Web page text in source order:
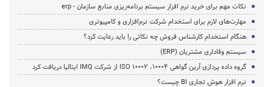
نکات مهم برای خرید نرم افزار سیستم برنامه‌ریزی منابع سازمان - erp
مهارت‌های لازم برای استخدام شرکت نرم‌افزاری و کامپیوتری
هنگام استخدام کارشناس فروش چه نکاتی را باید رعایت کرد؟
سیستم وفاداری مشتریان (ERP)
گروه داده پردازی آرین گواهی ISO 10002 ،10004 از شرکت IMQ ایتالیا دریافت کرد
نرم افزار هوش تجاری BI چیست؟